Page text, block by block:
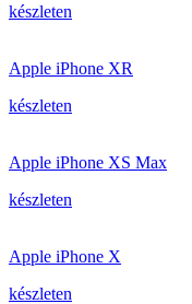
készleten
Apple iPhone XR
készleten
Apple iPhone XS Max
készleten
Apple iPhone X
készleten